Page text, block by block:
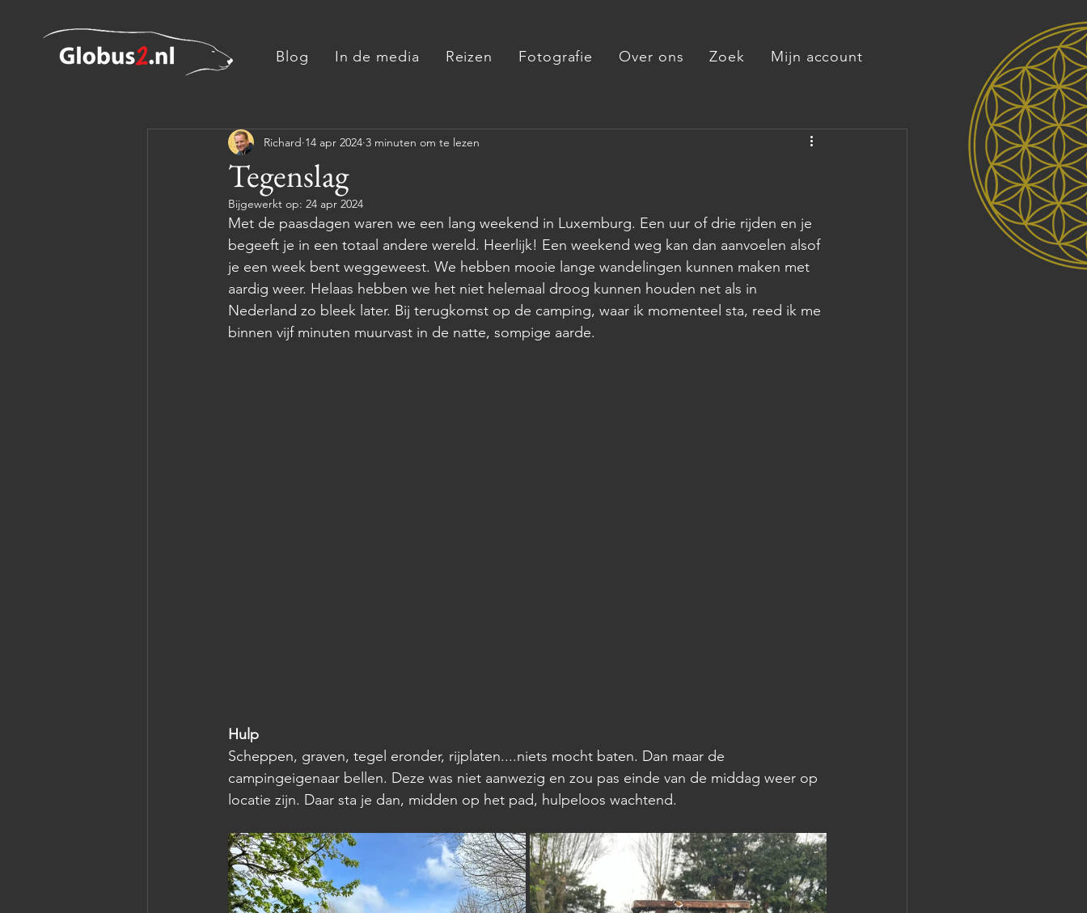
Blog In de media Reizen Fotografie Over ons Zoek Mijn account
Tegenslag
Richard 14 apr 2024 3 minuten om te lezen
Bijgewerkt op: 24 apr 2024
Met de paasdagen waren we een lang weekend in Luxemburg. Een uur of drie rijden en je
begeeft je in een totaal andere wereld. Heerlijk! Een weekend weg kan dan aanvoelen alsof
je een week bent weggeweest. We hebben mooie lange wandelingen kunnen maken met
aardig weer. Helaas hebben we het niet helemaal droog kunnen houden net als in
Nederland zo bleek later. Bij terugkomst op de camping, waar ik momenteel sta, reed ik me
binnen vijf minuten muurvast in de natte, sompige aarde.
Hulp
Scheppen, graven, tegel eronder, rijplaten....niets mocht baten. Dan maar de
campingeigenaar bellen. Deze was niet aanwezig en zou pas einde van de middag weer op
locatie zijn. Daar sta je dan, midden op het pad, hulpeloos wachtend.